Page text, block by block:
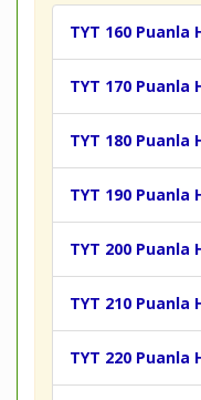
TYT 160
TYT 170
TYT 180
TYT 190
TYT 200
TYT 210
TYT 220